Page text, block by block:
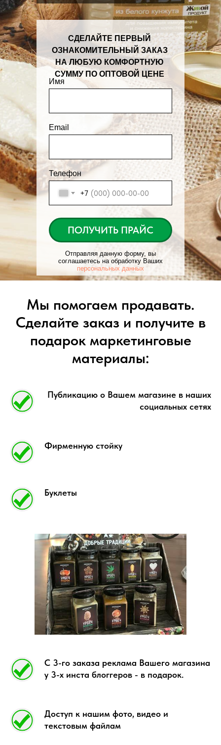
СДЕЛАЙТЕ ПЕРВЫЙ
ОЗНАКОМИТЕЛЬНЫЙ ЗАКАЗ
НА ЛЮБУЮ КОМФОРТНУЮ
СУММУ ПО ОПТОВОЙ ЦЕНЕ
Имя
Email
Телефон
+7
ПОЛУЧИТЬ ПРАЙС
Отправляя данную форму, вы
соглашаетесь на обработку Ваших
персональных данных
Мы помогаем продавать.
Сделайте заказ и получите в
подарок маркетинговые
материалы:
Публикацию о Вашем магазине в наших
социальных сетях
Фирменную стойку
Буклеты
С 3-го заказа реклама Вашего магазина
у 3-х инста блоггеров - в подарок.
Доступ к нашим фото, видео и
текстовым файлам